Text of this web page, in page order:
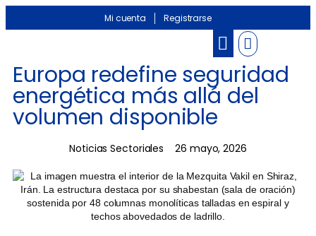
Mi cuenta Registrarse
Europa redefine seguridad
energética más allá del
volumen disponible
Noticias Sectoriales 26 mayo, 2026